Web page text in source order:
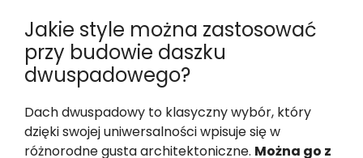
Jakie style można zastosować
przy budowie daszku
dwuspadowego?
Dach dwuspadowy to klasyczny wybór, który
dzięki swojej uniwersalności wpisuje się w
różnorodne gusta architektoniczne. Można go z